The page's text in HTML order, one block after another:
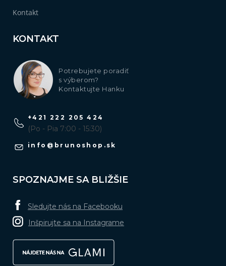
Kontakt
KONTAKT
Potrebujete poradiť
s výberom?
Kontaktujte Hanku
info @ brunoshop.sk
+421 222 205 424
(Po - Pia 7:00 - 15:30)
SPOZNAJME SA BLIŽŠIE
Sledujte nás na Facebooku
Inšpirujte sa na Instagrame